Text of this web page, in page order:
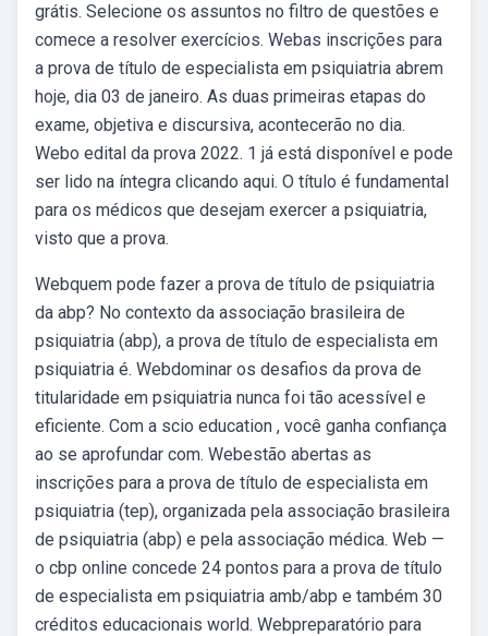
grátis. Selecione os assuntos no filtro de questões e
comece a resolver exercícios. Webas inscrições para
a prova de título de especialista em psiquiatria abrem
hoje, dia 03 de janeiro. As duas primeiras etapas do
exame, objetiva e discursiva, acontecerão no dia.
Webo edital da prova 2022. 1 já está disponível e pode
ser lido na íntegra clicando aqui. O título é fundamental
para os médicos que desejam exercer a psiquiatria,
visto que a prova.
Webquem pode fazer a prova de título de psiquiatria
da abp? No contexto da associação brasileira de
psiquiatria (abp), a prova de título de especialista em
psiquiatria é. Webdominar os desafios da prova de
titularidade em psiquiatria nunca foi tão acessível e
eficiente. Com a scio education , você ganha confiança
ao se aprofundar com. Webestão abertas as
inscrições para a prova de título de especialista em
psiquiatria (tep), organizada pela associação brasileira
de psiquiatria (abp) e pela associação médica. Web —
o cbp online concede 24 pontos para a prova de título
de especialista em psiquiatria amb/abp e também 30
créditos educacionais world. Webpreparatório para